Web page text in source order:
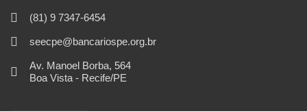
(81) 9 7347-6454
seecpe@bancariospe.org.br
Av. Manoel Borba, 564
Boa Vista - Recife/PE